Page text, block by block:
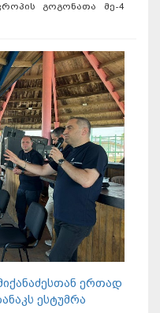
გოგონათა მე-4
ერთად
ესტუმრა